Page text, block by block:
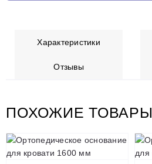
Характеристики
Отзывы
ПОХОЖИЕ ТОВАРЫ